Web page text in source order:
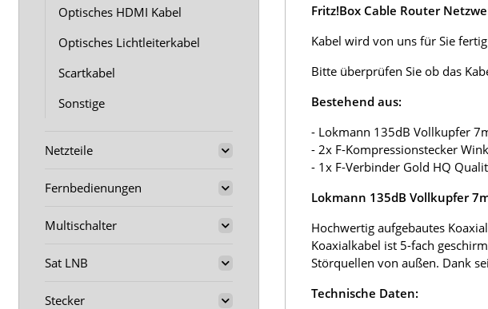
Fritz!Box Cable Router
Kabel wird von uns für Sie
Bitte überprüfen Sie ob das
Bestehend aus:
- Lokmann 135dB Vollkupfer
- 2x F-Kompressionstecker
- 1x F-Verbinder Gold HQ
Lokmann 135dB Vollkupfer
Hochwertig aufgebautes
Koaxialkabel ist 5-fach
Störquellen von außen. Dank
Technische Daten:
Optisches HDMI Kabel
Optisches Lichtleiterkabel
Scartkabel
Sonstige
Netzteile
Fernbedienungen
Multischalter
Sat LNB
Stecker